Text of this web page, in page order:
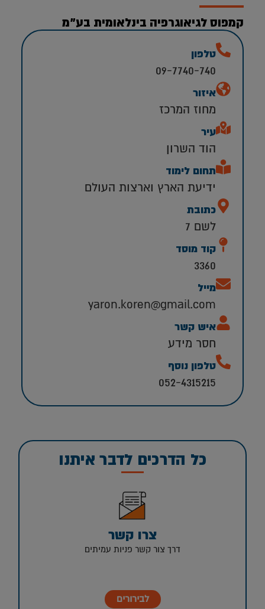
קמפוס לגיאוגרפיה בינלאומית בע”מ
טלפון
09-7740-740
איזור
מחוז המרכז
עיר
הוד השרון
תחום לימוד
ידיעת הארץ וארצות העולם
כתובת
לשם 7
קוד מוסד
3360
מייל
yaron.koren@gmail.com
איש קשר
חסר מידע
טלפון נוסף
052-4315215
כל הדרכים לדבר איתנו
צרו קשר
דרך צור קשר פניות עמיתים
לבירורים